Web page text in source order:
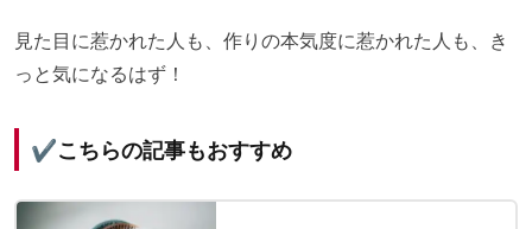
見た目に惹かれた人も、作りの本気度に惹かれた人も、き
っと気になるはず！
✔️こちらの記事もおすすめ